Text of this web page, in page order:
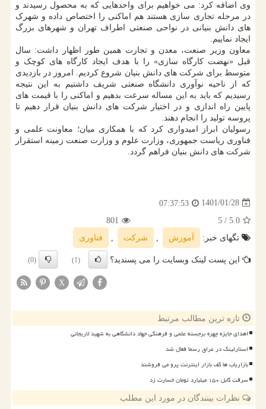
وی اضافه کرد: می خواهیم برای واحدهایی که به محصول رسیدند و
در مرحله تجاری سازی هستند هم اماکنی را اختصاص داده و شهرک
های دانش بنیانی در نواحی صنعتی اطراف تهران و شهرهای بزرگ
ایجاد نماییم.
معاون وزیر صنعت، معدن و تجارت همین طور اظهار داشت: سال
قبل «نهضت کارگاه سازی» را با هدف ایجاد کارگاه های کوچک و
متوسط برای شرکت های دانش بنیان شروع کردیم. امروز در بازدیدی
که از ناحیه نوآوری دانشگاه صنعتی شریف داشتیم به این نتیجه
رسیدیم که باید به این مساله سرعت بدهیم و اماکنی را با قیمت های
پایین راه اندازی و در اختیار شرکت های دانش بنیان قرار دهیم تا
پروسه تولید را انجام دهند.
رسولیان ابراز امیدواری کرد که با همکاری میان؛ معاونت علمی و
فناوری ریاست جمهوری، وزارت علوم و وزارت صنعت زمینه استقرار
شرکت های دانش بنیان فراهم گردد.
1401/01/28
07:37:53
5.0
/ 5
801
تگهای خبر:
آموزش , شركت , فناوری
این پست لینک وبسایت را می پسندید؟ (1)
(0)
X
تازه ترین مطالب مرتبط
اهدای جایزه چهره برجسته علمی و فرهنگی جهاد دانشگاهی به شهید لاریجانی
استارلینک در عراق رسما فعال شد
بازاریاب ها کف بازار اینترنت پرو می فروشند
سرقت کابل ۱۵۰ میلیارد تومان خسارت زد
نظرات بینندگان در مورد این مطلب